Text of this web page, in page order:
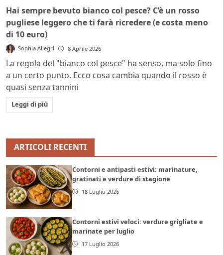
Hai sempre bevuto bianco col pesce? C’è un rosso
pugliese leggero che ti farà ricredere (e costa meno
di 10 euro)
Sophia Allegri 8 Aprile 2026
La regola del "bianco col pesce" ha senso, ma solo fino
a un certo punto. Ecco cosa cambia quando il rosso è
quasi senza tannini
Leggi di più
ARTICOLI RECENTI
Contorni e antipasti estivi: marinature,
gratinati e verdure di stagione
18 Luglio 2026
Contorni estivi veloci: verdure grigliate e
marinate per luglio
17 Luglio 2026